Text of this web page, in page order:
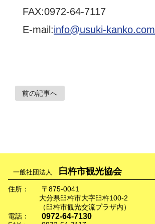
FAX:0972-64-7117
E-mail:info@usuki-kanko.com
前の記事へ
一般社団法人 臼杵市観光協会
住所：
〒875-0041
大分県臼杵市大字臼杵100-2
（臼杵市観光交流プラザ内）
電話：
0972-64-7130